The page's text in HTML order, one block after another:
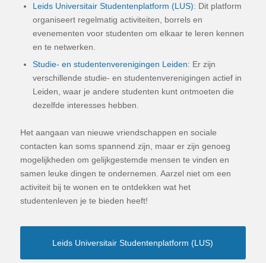
Leids Universitair Studentenplatform (LUS): Dit platform
organiseert regelmatig activiteiten, borrels en
evenementen voor studenten om elkaar te leren kennen
en te netwerken.
Studie- en studentenverenigingen Leiden: Er zijn
verschillende studie- en studentenverenigingen actief in
Leiden, waar je andere studenten kunt ontmoeten die
dezelfde interesses hebben.
Het aangaan van nieuwe vriendschappen en sociale
contacten kan soms spannend zijn, maar er zijn genoeg
mogelijkheden om gelijkgestemde mensen te vinden en
samen leuke dingen te ondernemen. Aarzel niet om een
activiteit bij te wonen en te ontdekken wat het
studentenleven je te bieden heeft!
Leids Universitair Studentenplatform (LUS)